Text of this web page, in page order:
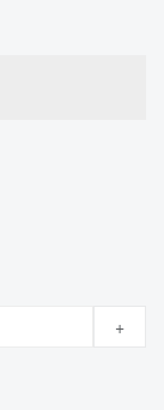
+